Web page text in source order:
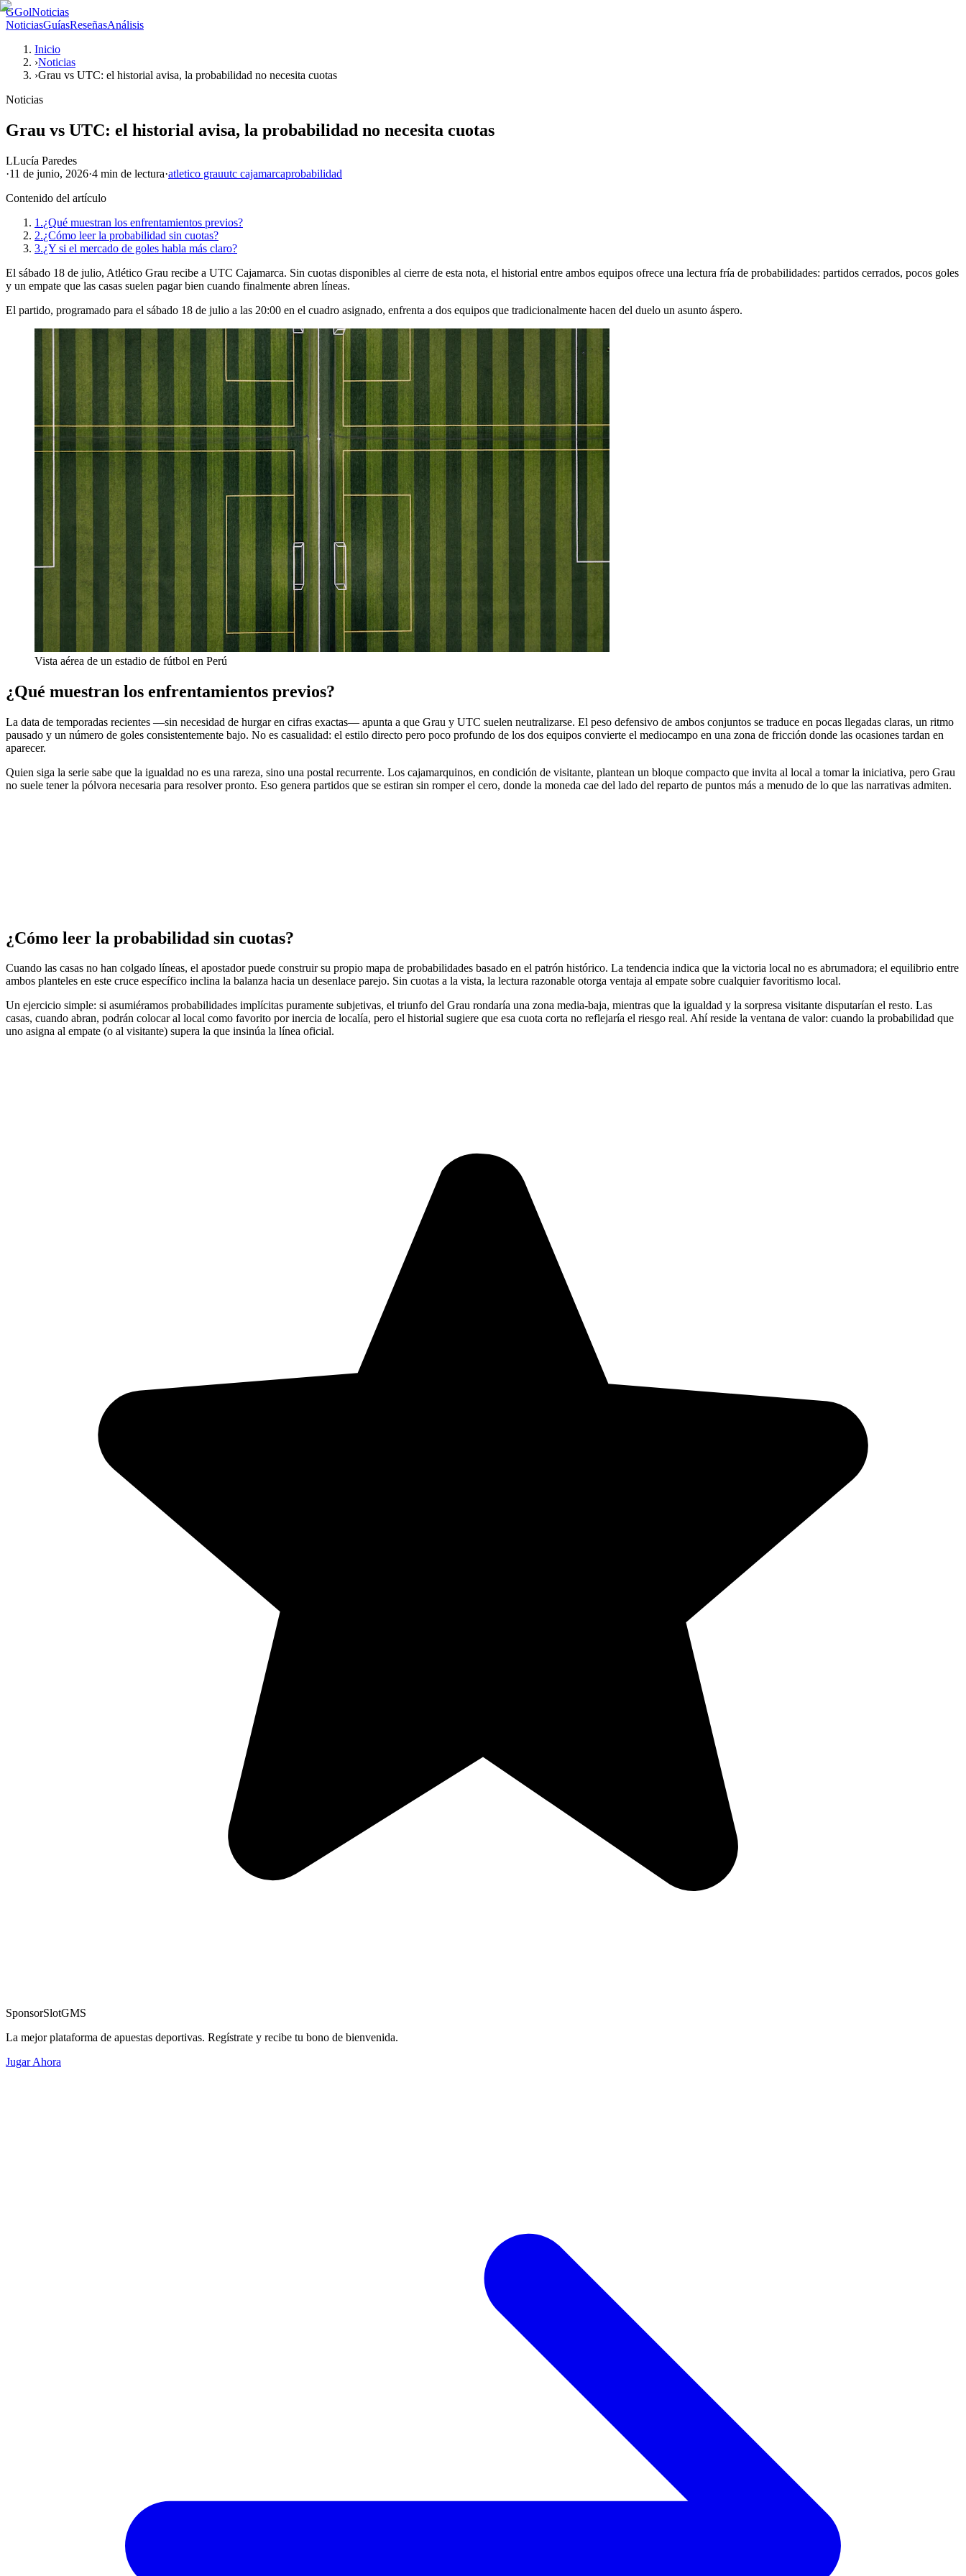
GGolNoticias
NoticiasGuíasReseñasAnálisis
Inicio
›Noticias
›Grau vs UTC: el historial avisa, la probabilidad no necesita cuotas
Noticias
Grau vs UTC: el historial avisa, la probabilidad no necesita cuotas
LLucía Paredes
·11 de junio, 2026·4 min de lectura·atletico grauutc cajamarcaprobabilidad
Contenido del artículo
1.¿Qué muestran los enfrentamientos previos?
2.¿Cómo leer la probabilidad sin cuotas?
3.¿Y si el mercado de goles habla más claro?
El sábado 18 de julio, Atlético Grau recibe a UTC Cajamarca. Sin cuotas disponibles al cierre de esta nota, el historial entre ambos equipos ofrece una lectura fría de probabilidades: partidos cerrados, pocos goles
y un empate que las casas suelen pagar bien cuando finalmente abren líneas.
El partido, programado para el sábado 18 de julio a las 20:00 en el cuadro asignado, enfrenta a dos equipos que tradicionalmente hacen del duelo un asunto áspero.
Vista aérea de un estadio de fútbol en Perú
¿Qué muestran los enfrentamientos previos?
La data de temporadas recientes —sin necesidad de hurgar en cifras exactas— apunta a que Grau y UTC suelen neutralizarse. El peso defensivo de ambos conjuntos se traduce en pocas llegadas claras, un ritmo
pausado y un número de goles consistentemente bajo. No es casualidad: el estilo directo pero poco profundo de los dos equipos convierte el mediocampo en una zona de fricción donde las ocasiones tardan en
aparecer.
Quien siga la serie sabe que la igualdad no es una rareza, sino una postal recurrente. Los cajamarquinos, en condición de visitante, plantean un bloque compacto que invita al local a tomar la iniciativa, pero Grau
no suele tener la pólvora necesaria para resolver pronto. Eso genera partidos que se estiran sin romper el cero, donde la moneda cae del lado del reparto de puntos más a menudo de lo que las narrativas admiten.
¿Cómo leer la probabilidad sin cuotas?
Cuando las casas no han colgado líneas, el apostador puede construir su propio mapa de probabilidades basado en el patrón histórico. La tendencia indica que la victoria local no es abrumadora; el equilibrio entre
ambos planteles en este cruce específico inclina la balanza hacia un desenlace parejo. Sin cuotas a la vista, la lectura razonable otorga ventaja al empate sobre cualquier favoritismo local.
Un ejercicio simple: si asumiéramos probabilidades implícitas puramente subjetivas, el triunfo del Grau rondaría una zona media-baja, mientras que la igualdad y la sorpresa visitante disputarían el resto. Las
casas, cuando abran, podrán colocar al local como favorito por inercia de localía, pero el historial sugiere que esa cuota corta no reflejaría el riesgo real. Ahí reside la ventana de valor: cuando la probabilidad que
uno asigna al empate (o al visitante) supera la que insinúa la línea oficial.
SponsorSlotGMS
La mejor plataforma de apuestas deportivas. Regístrate y recibe tu bono de bienvenida.
Jugar Ahora